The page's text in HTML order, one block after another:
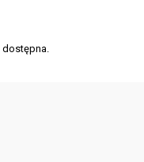
dostępna.